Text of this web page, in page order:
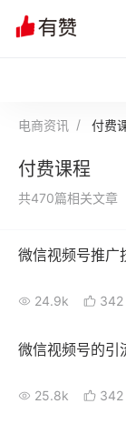
私域日历
有赞成功案例
面对面聊增长
有赞春季发布会
新零售大会
电商资讯 付费
付费课程
共470篇相关文章
微信视频号推广
24.9k 342
微信视频号的引
25.8k 342